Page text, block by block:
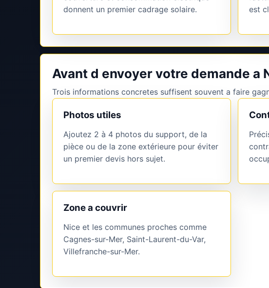
donnent un premier cadrage solaire.
est
Avant d envoyer votre demande a
Trois informations concretes suffisent souvent a faire
Photos utiles
Ajoutez 2 à 4 photos du support, de la
pièce ou de la zone extérieure pour éviter
un premier devis hors sujet.
Zone a couvrir
Nice et les communes proches comme
Cagnes-sur-Mer, Saint-Laurent-du-Var,
Villefranche-sur-Mer.